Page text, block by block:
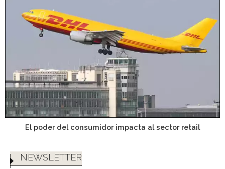
El poder del consumidor impacta al sector retail
NEWSLETTER